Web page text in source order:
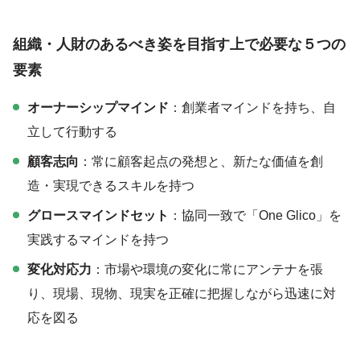
組織・人財のあるべき姿を目指す上で必要な５つの
要素
オーナーシップマインド ：創業者マインドを持ち、自
立して行動する
顧客志向 ：常に顧客起点の発想と、新たな価値を創
造・実現できるスキルを持つ
グロースマインドセット ：協同一致で「One Glico」を
実践するマインドを持つ
変化対応力 ：市場や環境の変化に常にアンテナを張
り、現場、現物、現実を正確に把握しながら迅速に対
応を図る